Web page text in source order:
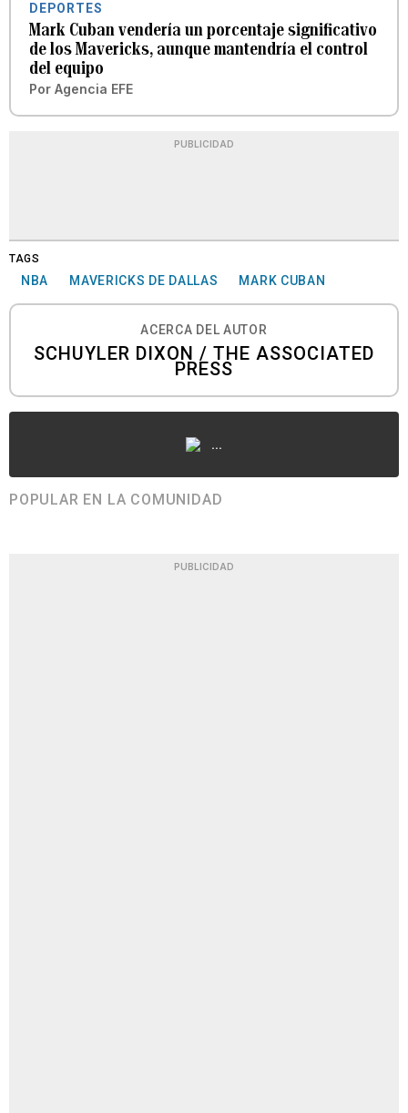
DEPORTES
Mark Cuban vendería un porcentaje significativo
de los Mavericks, aunque mantendría el control
del equipo
Por Agencia EFE
PUBLICIDAD
TAGS
NBA MAVERICKS DE DALLAS MARK CUBAN
ACERCA DEL AUTOR
SCHUYLER DIXON / THE ASSOCIATED
PRESS
...
POPULAR EN LA COMUNIDAD
PUBLICIDAD